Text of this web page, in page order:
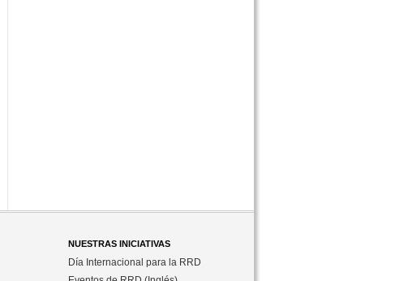
NUESTRAS INICIATIVAS
Día Internacional para la RRD